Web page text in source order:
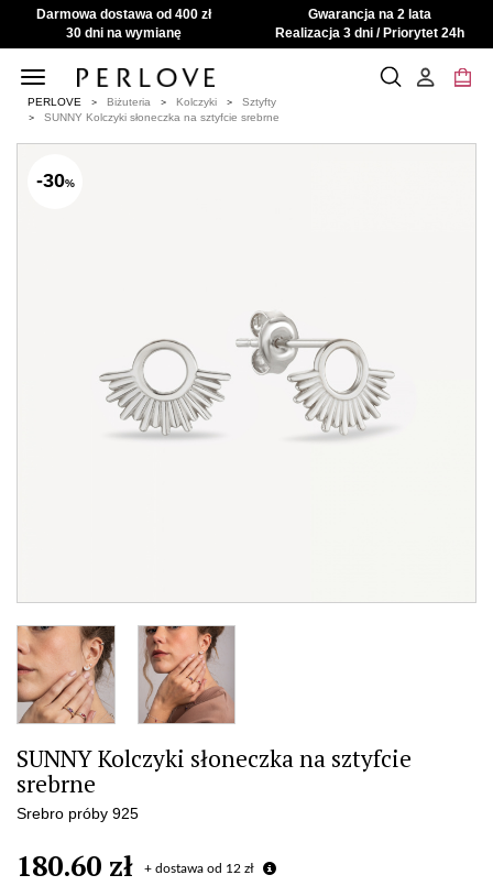
Darmowa dostawa od 400 zł
Gwarancja na 2 lata
30 dni na wymianę
Realizacja 3 dni / Priorytet 24h
Toggle
navigation
PERLOVE Biżuteria Kolczyki
Sztyfty
SUNNY Kolczyki słoneczka na sztyfcie srebrne
-30%
SUNNY Kolczyki słoneczka na sztyfcie
srebrne
Srebro próby 925
180.60 zł + dostawa od 12 zł